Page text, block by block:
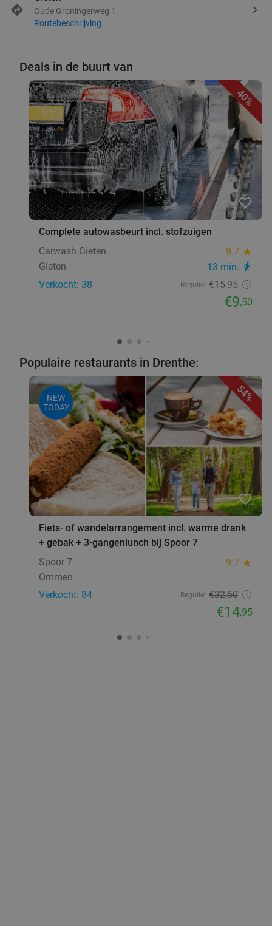
Oude Groningerweg 1
Routebeschrijving
Deals in de buurt van
40%
favorite_border
Complete autowasbeurt incl. stofzuigen
Carwash Gieten
9.7 star
Gieten 13 min. directions_walk
Verkocht: 38 Regulier €15,95
€9,50
Populaire restaurants in Drenthe:
54%
NEW
TODAY
favorite_border
Fiets- of wandelarrangement incl. warme drank
+ gebak + 3-gangenlunch bij Spoor 7
Spoor 7
9.7 star
Ommen
Verkocht: 84
Regulier €32,50
€14,95